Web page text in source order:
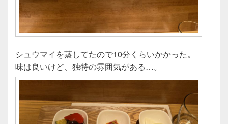
シュウマイを蒸してたので10分くらいかかった。
味は良いけど、独特の雰囲気がある…。